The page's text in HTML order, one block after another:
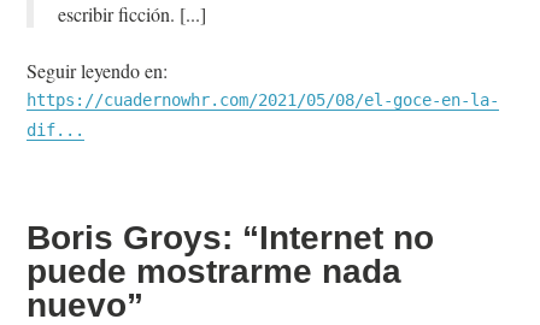
escribir ficción.
Seguir leyendo en:
https://cuadernowhr.com/2021/05/08/el-goce-en-la-
dif...
Boris Groys: “Internet no
puede mostrarme nada
nuevo”